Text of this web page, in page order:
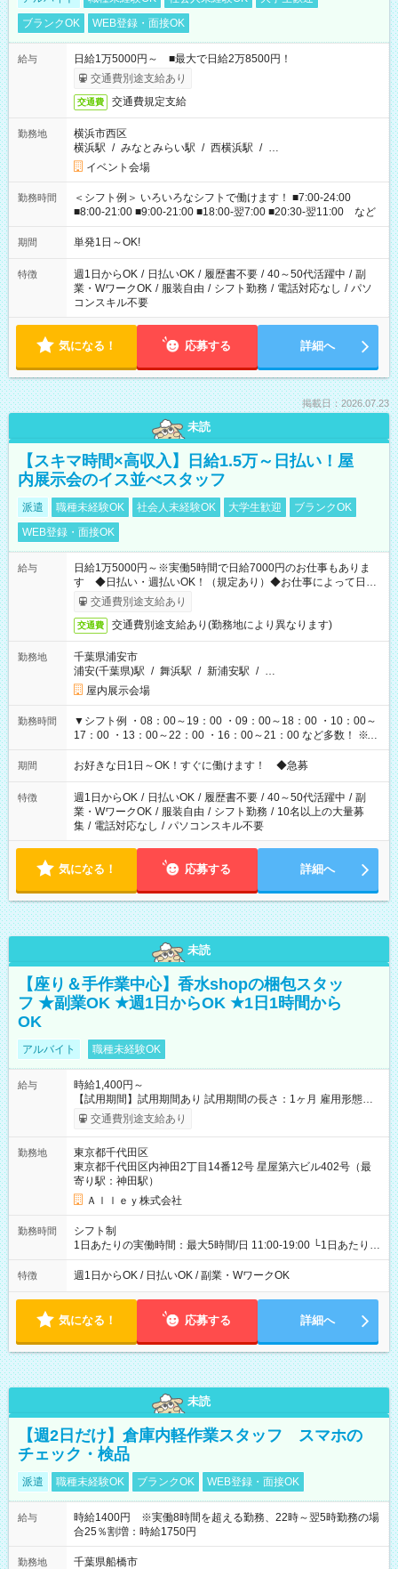
ブランクOK
WEB登録・面接OK
給与
日給1万5000円～ ■最大で日給2万8500円！
交通費別途支給あり
交通費 交通費規定支給
勤務地
横浜市西区
横浜駅 / みなとみらい駅 / 西横浜駅 / …
イベント会場
勤務時間
＜シフト例＞ いろいろなシフトで働けます！ ■7:00-24:00
■8:00-21:00 ■9:00-21:00 ■18:00-翌7:00 ■20:30-翌11:00 など
期間 単発1日～OK!
特徴 週1日からOK / 日払いOK / 履歴書不要 / 40～50代活躍中 / 副
業・WワークOK / 服装自由 / シフト勤務 / 電話対応なし / パソ
コンスキル不要
気になる！ 応募する 詳細へ
掲載日：2026.07.23
未読
【スキマ時間×高収入】日給1.5万～日払い！屋
内展示会のイス並べスタッフ
派遣 職種未経験OK 社会人未経験OK 大学生歓迎
ブランクOK
WEB登録・面接OK
給与
日給1万5000円～※実働5時間で日給7000円のお仕事もありま
す ◆日払い・週払いOK！（規定あり）◆お仕事によって日給
も異なります
交通費別途支給あり
交通費 交通費別途支給あり(勤務地により異なります)
勤務地
千葉県浦安市
浦安(千葉県)駅 / 舞浜駅 / 新浦安駅 / …
屋内展示会場
勤務時間
▼シフト例 ・08：00～19：00 ・09：00～18：00 ・10：00～
17：00 ・13：00～22：00 ・16：00～21：00 など多数！ ※お
仕事により勤務時間が異なります
期間 お好きな日1日～OK！すぐに働けます！ ◆急募
特徴 週1日からOK / 日払いOK / 履歴書不要 / 40～50代活躍中 / 副
業・WワークOK / 服装自由 / シフト勤務 / 10名以上の大量募
集 / 電話対応なし / パソコンスキル不要
気になる！ 応募する 詳細へ
未読
【座り＆手作業中心】香水shopの梱包スタッ
フ ★副業OK ★週1日からOK ★1日1時間から
OK
アルバイト 職種未経験OK
給与
時給1,400円～
【試用期間】試用期間あり 試用期間の長さ：1ヶ月 雇用形態、
給与は本採用時と同じです。
交通費別途支給あり
勤務地
東京都千代田区
東京都千代田区内神田2丁目14番12号 星屋第六ビル402号（最
寄り駅：神田駅）
Ａｌｌｅｙ株式会社
勤務時間
シフト制
1日あたりの実働時間：最大5時間/日 11:00-19:00 └1日あたりの
実働時間：1-5時間 └上記の時間帯内であれば、いつでも勤務可
能！ └平日・土曜日の中で、お好きな曜日でご勤務いただけま
18:00 などのように、自由な働き方が可能なお仕事です！
特徴 週1日からOK / 日払いOK / 副業・WワークOK
気になる！ 応募する 詳細へ
未読
【週2日だけ】倉庫内軽作業スタッフ スマホの
チェック・検品
派遣 職種未経験OK ブランクOK WEB登録・面接OK
給与
時給1400円 ※実働8時間を超える勤務、22時～翌5時勤務の場
合25％割増：時給1750円
勤務地
千葉県船橋市